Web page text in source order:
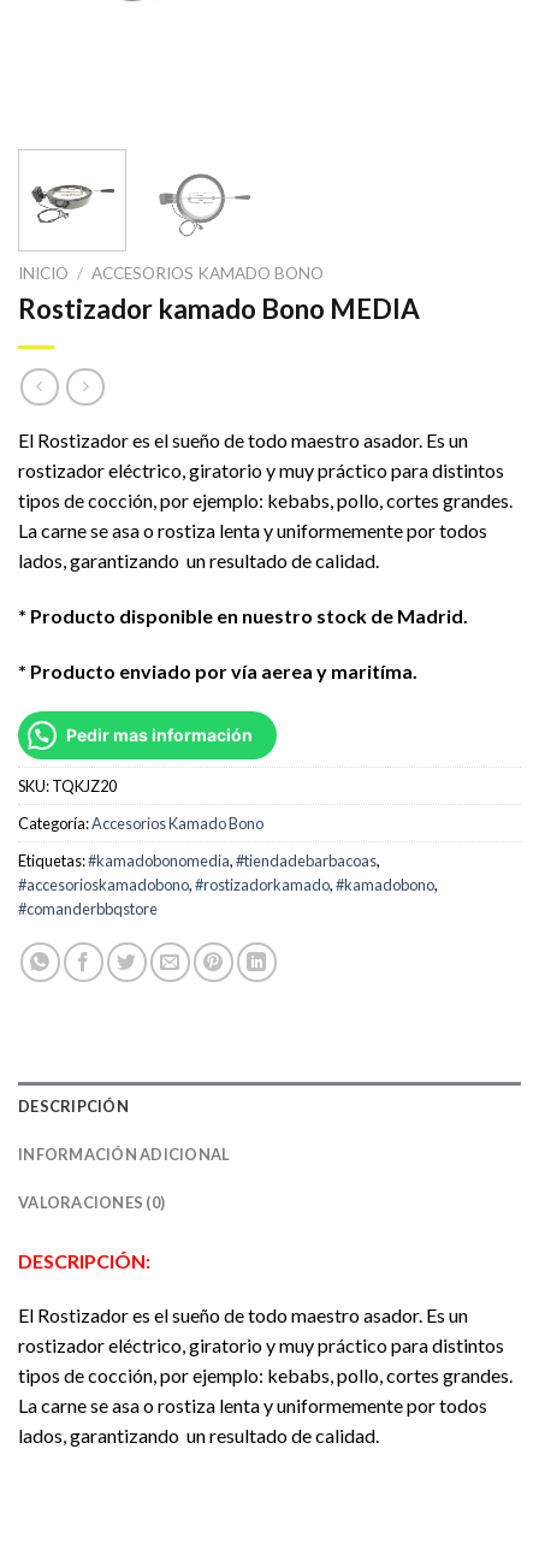
INICIO / ACCESORIOS KAMADO BONO
Rostizador kamado Bono MEDIA
El Rostizador es el sueño de todo maestro asador. Es un
rostizador eléctrico, giratorio y muy práctico para distintos
tipos de cocción, por ejemplo: kebabs, pollo, cortes grandes.
La carne se asa o rostiza lenta y uniformemente por todos
lados, garantizando un resultado de calidad.
* Producto disponible en nuestro stock de Madrid.
* Producto enviado por vía aerea y maritíma.
Pedir mas información
SKU:TQKJZ20
Categoría:Accesorios Kamado Bono
Etiquetas:#kamadobonomedia,#tiendadebarbacoas,
#accesorioskamadobono,#rostizadorkamado,#kamadobono,
#comanderbbqstore
DESCRIPCIÓN
INFORMACIÓN ADICIONAL
VALORACIONES (0)
DESCRIPCIÓN:
El Rostizador es el sueño de todo maestro asador. Es un
rostizador eléctrico, giratorio y muy práctico para distintos
tipos de cocción, por ejemplo: kebabs, pollo, cortes grandes.
La carne se asa o rostiza lenta y uniformemente por todos
lados, garantizando un resultado de calidad.